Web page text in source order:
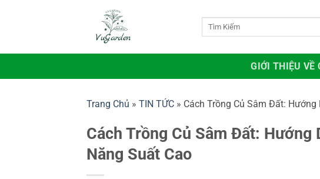
dung
GIỚI THIỆU VỀ
Trang Chủ » TIN TỨC » Cách Trồng Củ Sâm Đất:
Cách Trồng Củ Sâm Đất: Hướng
Năng Suất Cao